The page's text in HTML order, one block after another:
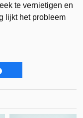
te vernietigen en
lijkt het probleem